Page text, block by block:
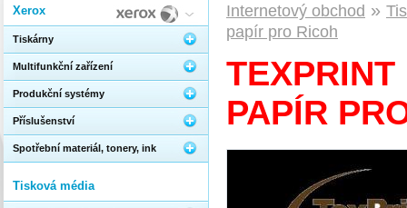
Internetový obchod »
papír pro Ricoh
PAPÍR
Xerox
Tiskárny
Multifunkční zařízení
Produkční systémy
Příslušenství
Spotřební materiál, tonery, ink
Tisková média